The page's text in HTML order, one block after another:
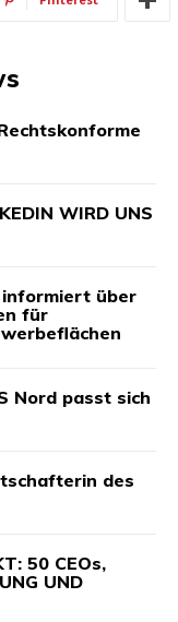
WIRD UNS
informiert über
für
Nord passt sich
des
50 CEOs,
UND